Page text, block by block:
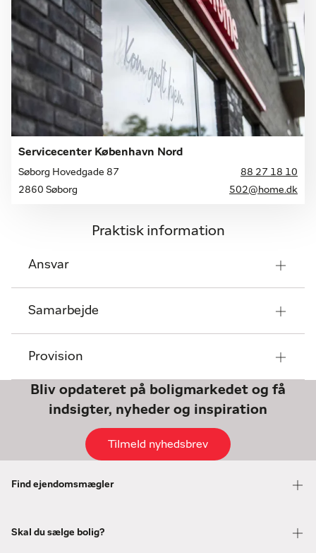
Servicecenter København Nord
Søborg Hovedgade 87
88 27 18 10
2860 Søborg
502@home.dk
Praktisk information
Ansvar
Samarbejde
Provision
Bliv opdateret på boligmarkedet og få
indsigter, nyheder og inspiration
Tilmeld nyhedsbrev
Find ejendomsmægler
Skal du sælge bolig?